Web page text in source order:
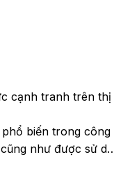
cạnh tranh trên
biến trong công
như được sử